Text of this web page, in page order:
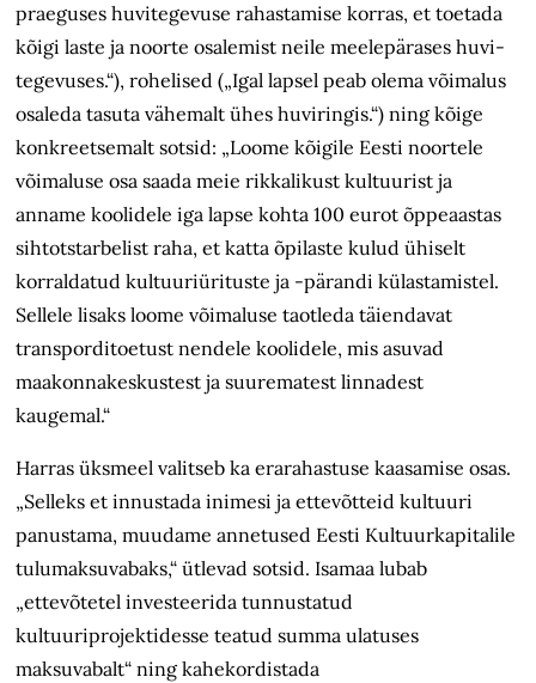
praeguses huvitegevuse rahastamise korras, et toetada
kõigi laste ja noorte osalemist neile meelepärases huvi­
tegevuses.“), rohelised („Igal lapsel peab olema võimalus
osaleda tasuta vähemalt ühes huviringis.“) ning kõige
konkreetsemalt sotsid: „Loome kõigile Eesti noortele
võimaluse osa saada meie rikkalikust kultuurist ja
anname koolidele iga lapse kohta 100 eurot õppeaastas
sihtotstarbelist raha, et katta õpilaste kulud ühiselt
korraldatud kultuuriürituste ja -pärandi külastamistel.
Sellele lisaks loome võimaluse taotleda täiendavat
transporditoetust nendele koolidele, mis asuvad
maakonnakeskustest ja suurematest linnadest
kaugemal.“
Harras üksmeel valitseb ka erarahastuse kaasamise osas.
„Selleks et innustada inimesi ja ettevõtteid kultuuri
panustama, muudame annetused Eesti Kultuurkapitalile
tulumaksuvabaks,“ ütlevad sotsid. Isamaa lubab
„ettevõtetel investeerida tunnustatud
kultuuriprojektidesse teatud summa ulatuses
maksuvabalt“ ning kahekordistada